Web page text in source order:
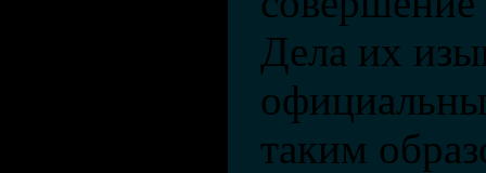
Дела их
таким